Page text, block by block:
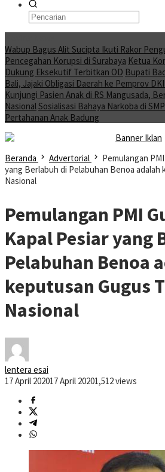
Wabup Bagus Alit Sucipta Ikuti Rakor
Pencegahan Korupsi di Surabaya Ketua
Dukung Eksekutif Terbitkan OD Bupati
Bali, Jajaki Obligasi Daerah ke Pemprov
Kunjungi Pasien Anak di RS Mangusada,
NasionalSosialisasi Bahaya Narkoba di
Pertahanan Anak Badung
Beranda Advertorial
Pemulangan
yang Berlabuh di Pelabuhan Benoa adalah
Nasional
Pemulangan PMI
Kapal Pesiar yang
Pelabuhan Benoa
keputusan Gugus
Nasional
lentera esai
17 April 202017 April 20201,512 views